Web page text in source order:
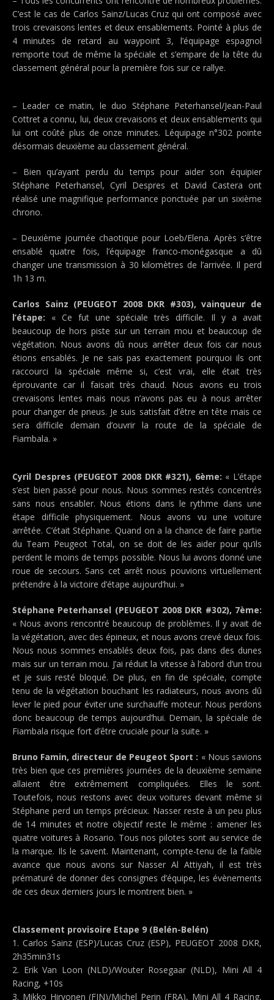
C’est le cas de Carlos Sainz/Lucas Cruz qui ont composé avec
trois crevaisons lentes et deux ensablements. Pointé à plus de
4 minutes de retard au waypoint 3, l’équipage espagnol
remporte tout de même la spéciale et s’empare de la tête du
classement général pour la première fois sur ce rallye.
– Leader ce matin, le duo Stéphane Peterhansel/Jean-Paul
Cottret a connu, lui, deux crevaisons et deux ensablements qui
lui ont coûté plus de onze minutes. Léquipage n°302 pointe
désormais deuxième au classement général.
– Bien qu’ayant perdu du temps pour aider son équipier
Stéphane Peterhansel, Cyril Despres et David Castera ont
réalisé une magnifique performance ponctuée par un sixième
chrono.
– Deuxième journée chaotique pour Loeb/Elena. Après s’être
ensablé quatre fois, l’équipage franco-monégasque a dû
changer une transmission à 30 kilomètres de l’arrivée. Il perd
1h 13 m.
Carlos Sainz (PEUGEOT 2008 DKR #303), vainqueur de
l’étape: « Ce fut une spéciale très difficile. Il y a avait
beaucoup de hors piste sur un terrain mou et beaucoup de
végétation. Nous avons dû nous arrêter deux fois car nous
étions ensablés. Je ne sais pas exactement pourquoi ils ont
raccourci la spéciale même si, c’est vrai, elle était très
éprouvante car il faisait très chaud. Nous avons eu trois
crevaisons lentes mais nous n’avons pas eu à nous arrêter
pour changer de pneus. Je suis satisfait d’être en tête mais ce
sera difficile demain d’ouvrir la route de la spéciale de
Fiambala. »
Cyril Despres (PEUGEOT 2008 DKR #321), 6ème: « L’étape
s’est bien passé pour nous. Nous sommes restés concentrés
sans nous ensabler. Nous étions dans le rythme dans une
étape difficile physiquement. Nous avons vu une voiture
arrêtée. C’était Stéphane. Quand on a la chance de faire partie
du Team Peugeot Total, on se doit de les aider pour qu’ils
perdent le moins de temps possible. Nous lui avons donné une
roue de secours. Sans cet arrêt nous pouvions virtuellement
prétendre à la victoire d’étape aujourd’hui. »
Stéphane Peterhansel (PEUGEOT 2008 DKR #302), 7ème:
« Nous avons rencontré beaucoup de problèmes. Il y avait de
la végétation, avec des épineux, et nous avons crevé deux fois.
Nous nous sommes ensablés deux fois, pas dans des dunes
mais sur un terrain mou. J’ai réduit la vitesse à l’abord d’un trou
et je suis resté bloqué. De plus, en fin de spéciale, compte
tenu de la végétation bouchant les radiateurs, nous avons dû
lever le pied pour éviter une surchauffe moteur. Nous perdons
donc beaucoup de temps aujourd’hui. Demain, la spéciale de
Fiambala risque fort d’être cruciale pour la suite. »
Bruno Famin, directeur de Peugeot Sport : « Nous savions
très bien que ces premières journées de la deuxième semaine
allaient être extrêmement compliquées. Elles le sont.
Toutefois, nous restons avec deux voitures devant même si
Stéphane perd un temps précieux. Nasser reste à un peu plus
de 14 minutes et notre objectif reste le même : amener les
quatre voitures à Rosario. Tous nos pilotes sont au service de
la marque. Ils le savent. Maintenant, compte-tenu de la faible
avance que nous avons sur Nasser Al Attiyah, il est très
prématuré de donner des consignes d’équipe, les évènements
de ces deux derniers jours le montrent bien. »
Classement provisoire Etape 9 (Belén-Belén)
1. Carlos Sainz (ESP)/Lucas Cruz (ESP), PEUGEOT 2008 DKR,
2h35min31s
2. Erik Van Loon (NLD)/Wouter Rosegaar (NLD), Mini All 4
Racing, +10s
3. Mikko Hirvonen (FIN)/Michel Perin (FRA), Mini All 4 Racing,